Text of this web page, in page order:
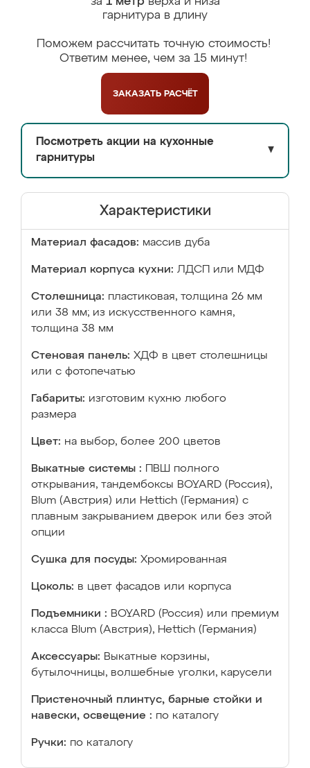
гарнитура в длину
Поможем рассчитать точную стоимость!
Ответим менее, чем за 15 минут!
ЗАКАЗАТЬ РАСЧЁТ
Посмотреть акции на кухонные
гарнитуры
▼
Характеристики
Материал фасадов: массив дуба
Материал корпуса кухни: ЛДСП или МДФ
Столешница: пластиковая, толщина 26 мм
или 38 мм; из искусственного камня,
толщина 38 мм
Стеновая панель: ХДФ в цвет столешницы
или с фотопечатью
Габариты: изготовим кухню любого
размера
Цвет: на выбор, более 200 цветов
Выкатные системы :
ПВШ полного
открывания, тандембоксы BOYARD (Россия),
Blum (Австрия) или Hettich (Германия) с
плавным закрыванием дверок или без этой
опции
Сушка для посуды: Хромированная
Цоколь: в цвет фасадов или корпуса
Подъемники : BOYARD (Россия) или премиум
класса Blum (Австрия), Hettich (Германия)
Аксессуары: Выкатные корзины,
бутылочницы, волшебные уголки, карусели
Пристеночный плинтус, барные стойки и
навески, освещение : по каталогу
Ручки: по каталогу